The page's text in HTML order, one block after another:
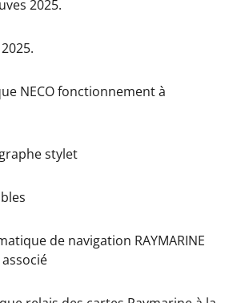
2025.
NECO fonctionnement à
stylet
de navigation RAYMARINE